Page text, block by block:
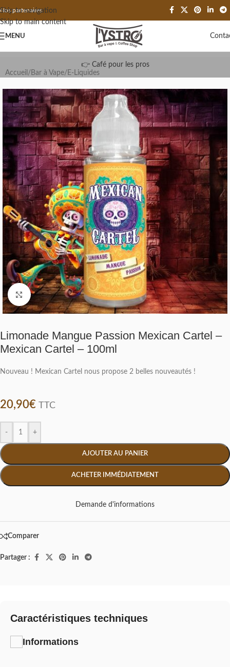
Skip to navigation
Skip to main content
Nos partenaires
MENU
👉 Café pour les pros
Accueil / Bar à Vape/ E-Liquides
Click to enlarge
Limonade Mangue Passion Mexican Cartel –
Mexican Cartel – 100ml
Nouveau ! Mexican Cartel nous propose 2 belles nouveautés !
20,90€ TTC
- +
AJOUTER AU PANIER
ACHETER IMMÉDIATEMENT
Demande d'informations
Comparer
Partager :
Caractéristiques techniques
Informations